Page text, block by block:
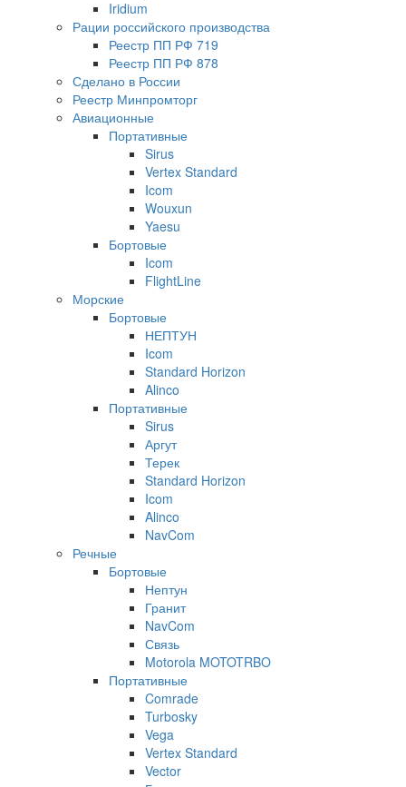
Iridium
Рации российского производства
Реестр ПП РФ 719
Реестр ПП РФ 878
Сделано в России
Реестр Минпромторг
Авиационные
Портативные
Sirus
Vertex Standard
Icom
Wouxun
Yaesu
Бортовые
Icom
FlightLine
Морские
Бортовые
НЕПТУН
Icom
Standard Horizon
Alinco
Портативные
Sirus
Аргут
Терек
Standard Horizon
Icom
Alinco
NavCom
Речные
Бортовые
Нептун
Гранит
NavCom
Связь
Motorola MOTOTRBO
Портативные
Comrade
Turbosky
Vega
Vertex Standard
Vector